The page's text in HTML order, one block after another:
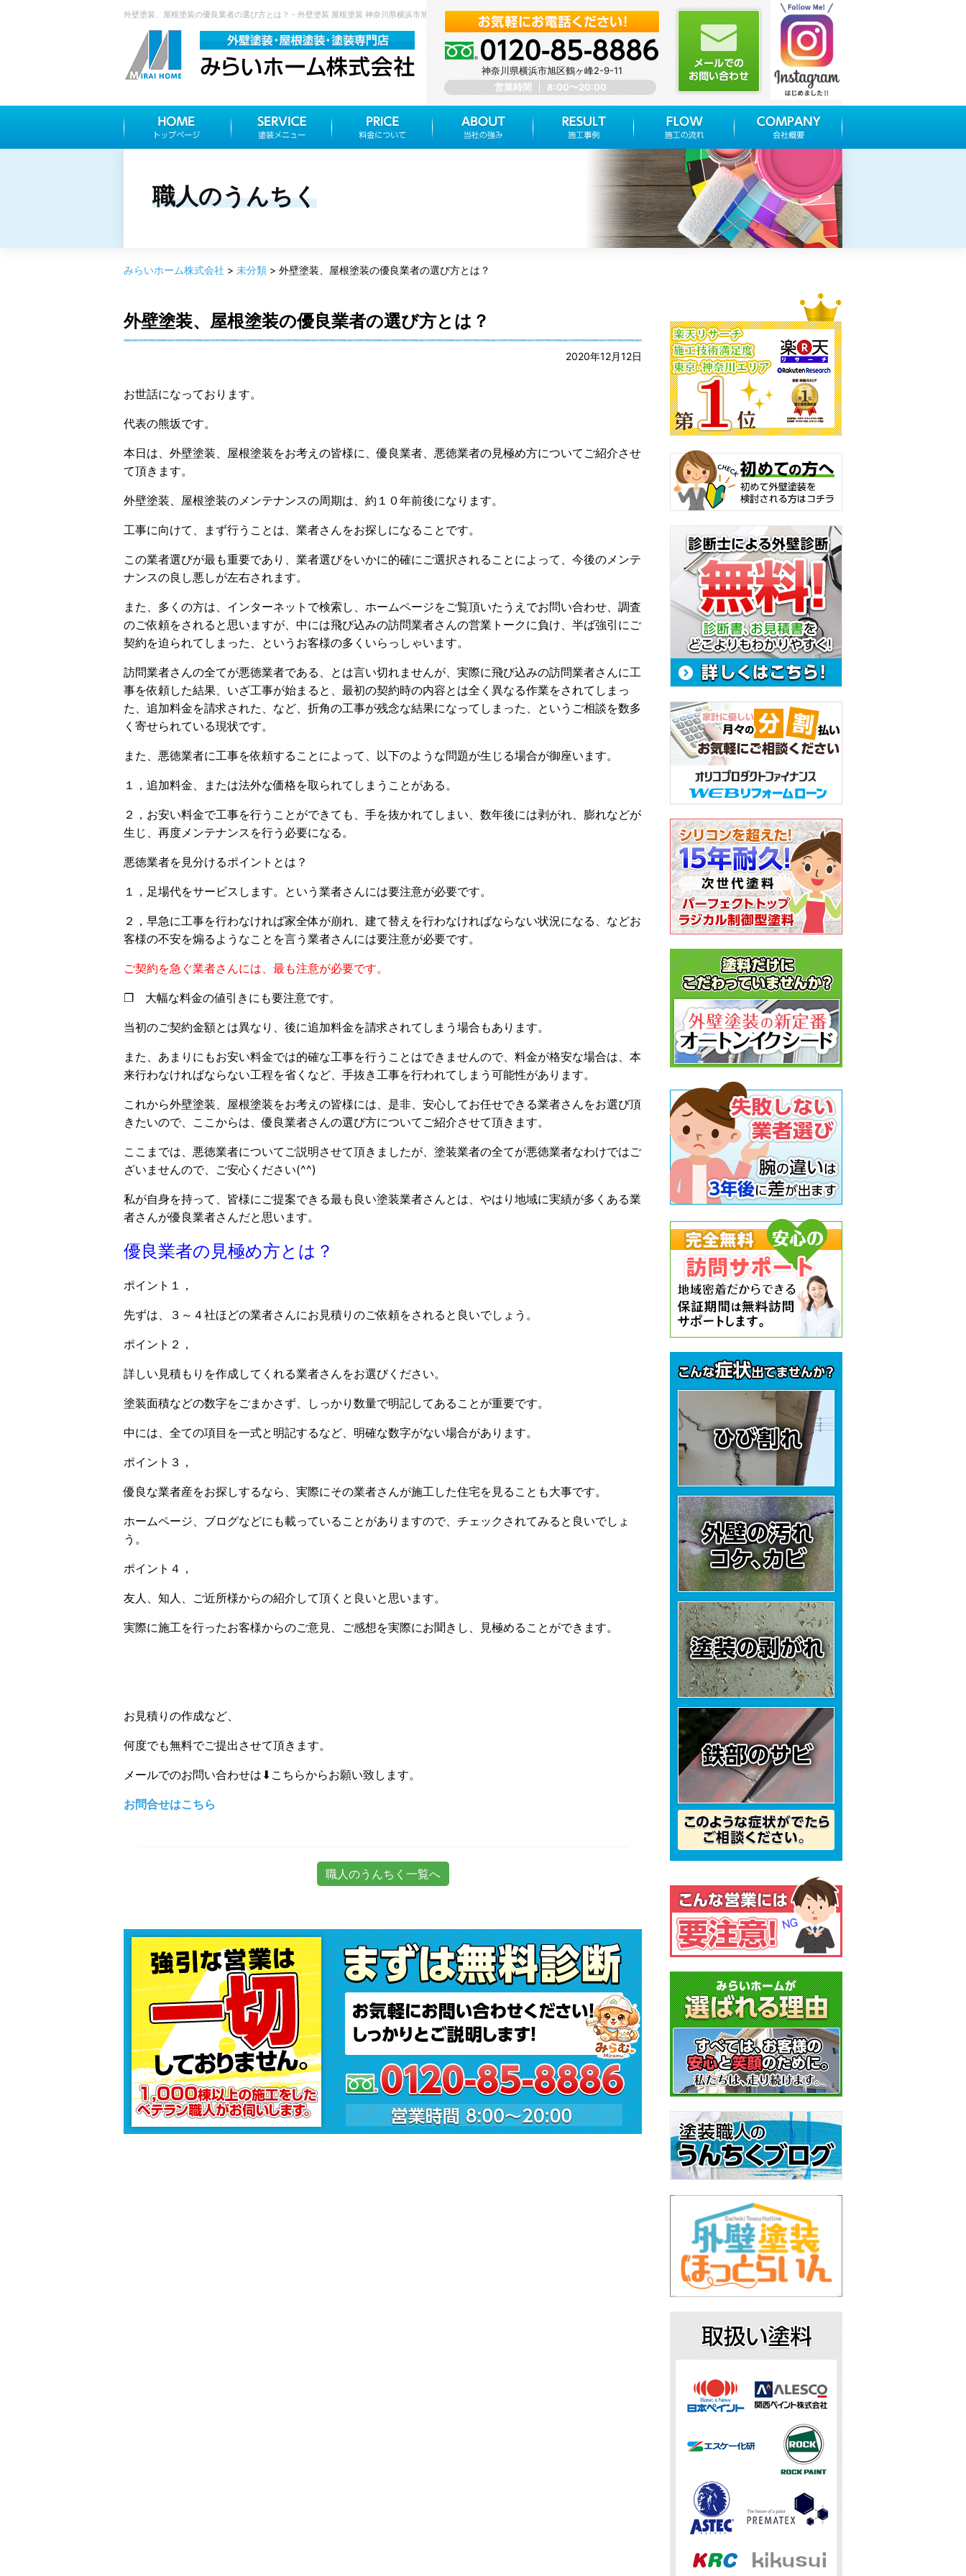
外壁塗装、屋根塗装の優良業者の選び方とは？ - 外壁塗装 屋根塗装 神奈川県横浜市旭区 みらいホーム株式会社
神奈川県横浜市旭区鶴ヶ峰2-9-11
営業時間
8:00〜20:00
職人のうんちく
みらいホーム株式会社 > 未分類 > 外壁塗装、屋根塗装の優良業者の選び方とは？
外壁塗装、屋根塗装の優良業者の選び方とは？
2020年12月12日
お世話になっております。
代表の熊坂です。
本日は、外壁塗装、屋根塗装をお考えの皆様に、優良業者、悪徳業者の見極め方についてご紹介させ
て頂きます。
外壁塗装、屋根塗装のメンテナンスの周期は、約１０年前後になります。
工事に向けて、まず行うことは、業者さんをお探しになることです。
この業者選びが最も重要であり、業者選びをいかに的確にご選択されることによって、今後のメンテ
ナンスの良し悪しが左右されます。
また、多くの方は、インターネットで検索し、ホームページをご覧頂いたうえでお問い合わせ、調査
のご依頼をされると思いますが、中には飛び込みの訪問業者さんの営業トークに負け、半ば強引にご
契約を迫られてしまった、というお客様の多くいらっしゃいます。
訪問業者さんの全てが悪徳業者である、とは言い切れませんが、実際に飛び込みの訪問業者さんに工
事を依頼した結果、いざ工事が始まると、最初の契約時の内容とは全く異なる作業をされてしまっ
た、追加料金を請求された、など、折角の工事が残念な結果になってしまった、というご相談を数多
く寄せられている現状です。
また、悪徳業者に工事を依頼することによって、以下のような問題が生じる場合が御座います。
１，追加料金、または法外な価格を取られてしまうことがある。
２，お安い料金で工事を行うことができても、手を抜かれてしまい、数年後には剥がれ、膨れなどが
生じ、再度メンテナンスを行う必要になる。
悪徳業者を見分けるポイントとは？
１，足場代をサービスします。という業者さんには要注意が必要です。
２，早急に工事を行わなければ家全体が崩れ、建て替えを行わなければならない状況になる、などお
客様の不安を煽るようなことを言う業者さんには要注意が必要です。
ご契約を急ぐ業者さんには、最も注意が必要です。
❐ 大幅な料金の値引きにも要注意です。
当初のご契約金額とは異なり、後に追加料金を請求されてしまう場合もあります。
また、あまりにもお安い料金では的確な工事を行うことはできませんので、料金が格安な場合は、本
来行わなければならない工程を省くなど、手抜き工事を行われてしまう可能性があります。
これから外壁塗装、屋根塗装をお考えの皆様には、是非、安心してお任せできる業者さんをお選び頂
きたいので、ここからは、優良業者さんの選び方についてご紹介させて頂きます。
ここまでは、悪徳業者についてご説明させて頂きましたが、塗装業者の全てが悪徳業者なわけではご
ざいませんので、ご安心ください(^^)
私が自身を持って、皆様にご提案できる最も良い塗装業者さんとは、やはり地域に実績が多くある業
者さんが優良業者さんだと思います。
優良業者の見極め方とは？
ポイント１，
先ずは、３～４社ほどの業者さんにお見積りのご依頼をされると良いでしょう。
ポイント２，
詳しい見積もりを作成してくれる業者さんをお選びください。
塗装面積などの数字をごまかさず、しっかり数量で明記してあることが重要です。
中には、全ての項目を一式と明記するなど、明確な数字がない場合があります。
ポイント３，
優良な業者産をお探しするなら、実際にその業者さんが施工した住宅を見ることも大事です。
ホームページ、ブログなどにも載っていることがありますので、チェックされてみると良いでしょ
う。
ポイント４，
友人、知人、ご近所様からの紹介して頂くと良いと思います。
実際に施工を行ったお客様からのご意見、ご感想を実際にお聞きし、見極めることができます。
お見積りの作成など、
何度でも無料でご提出させて頂きます。
メールでのお問い合わせは⬇こちらからお願い致します。
お問合せはこちら
職人のうんちく一覧へ